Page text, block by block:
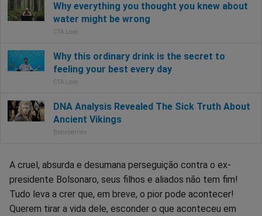
A cruel, absurda e desumana perseguição contra o ex-
presidente Bolsonaro, seus filhos e aliados não tem fim!
Tudo leva a crer que, em breve, o pior pode acontecer!
Querem tirar a vida dele, esconder o que aconteceu em